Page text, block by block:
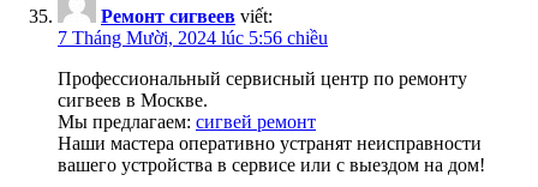
Ремонт сигвеев viết:
7 Tháng Mười, 2024 lúc 5:56 chiều
Профессиональный сервисный центр по ремонту
сигвеев в Москве.
Мы предлагаем: сигвей ремонт
Наши мастера оперативно устранят неисправности
вашего устройства в сервисе или с выездом на дом!